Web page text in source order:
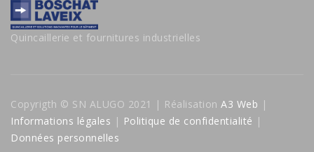
Quincaillerie et fournitures industrielles
Copyrigth © SN ALUGO 2021 | Réalisation A3 Web |
Informations légales | Politique de confidentialité |
Données personnelles